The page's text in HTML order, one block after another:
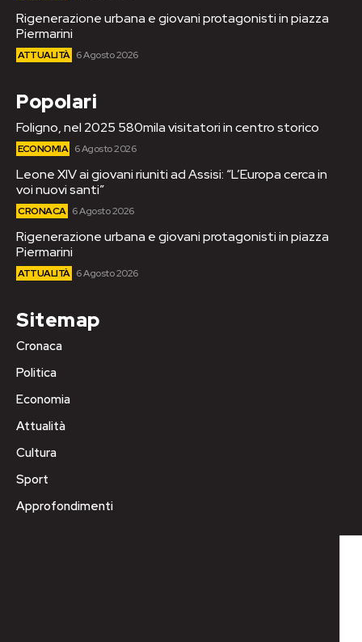
Rigenerazione urbana e giovani protagonisti in piazza
Piermarini
ATTUALITÀ 6 Agosto 2026
Popolari
Foligno, nel 2025 580mila visitatori in centro storico
ECONOMIA 6 Agosto 2026
Leone XIV ai giovani riuniti ad Assisi: “L’Europa cerca in
voi nuovi santi”
CRONACA 6 Agosto 2026
Rigenerazione urbana e giovani protagonisti in piazza
Piermarini
ATTUALITÀ 6 Agosto 2026
Sitemap
Cronaca
Politica
Economia
Attualità
Cultura
Sport
Approfondimenti